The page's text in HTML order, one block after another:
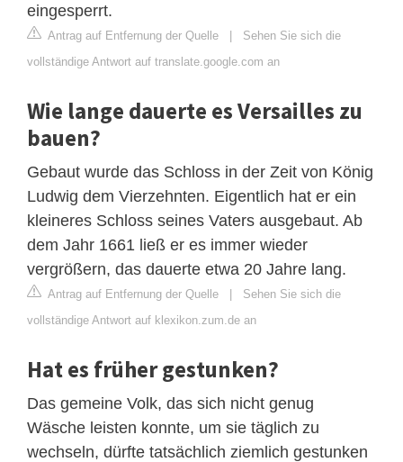
eingesperrt.
Antrag auf Entfernung der Quelle | Sehen Sie sich die
vollständige Antwort auf translate.google.com an
Wie lange dauerte es Versailles zu
bauen?
Gebaut wurde das Schloss in der Zeit von König
Ludwig dem Vierzehnten. Eigentlich hat er ein
kleineres Schloss seines Vaters ausgebaut. Ab
dem Jahr 1661 ließ er es immer wieder
vergrößern, das dauerte etwa 20 Jahre lang.
Antrag auf Entfernung der Quelle | Sehen Sie sich die
vollständige Antwort auf klexikon.zum.de an
Hat es früher gestunken?
Das gemeine Volk, das sich nicht genug
Wäsche leisten konnte, um sie täglich zu
wechseln, dürfte tatsächlich ziemlich gestunken